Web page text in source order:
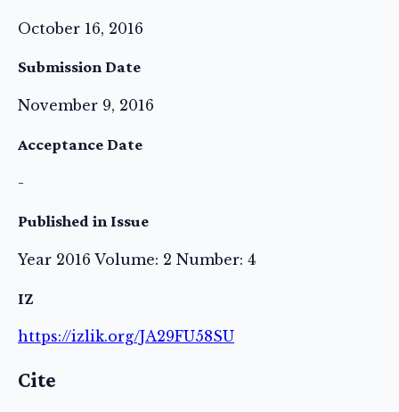
October 16, 2016
Submission Date
November 9, 2016
Acceptance Date
-
Published in Issue
Year 2016 Volume: 2 Number: 4
IZ
https://izlik.org/JA29FU58SU
Cite